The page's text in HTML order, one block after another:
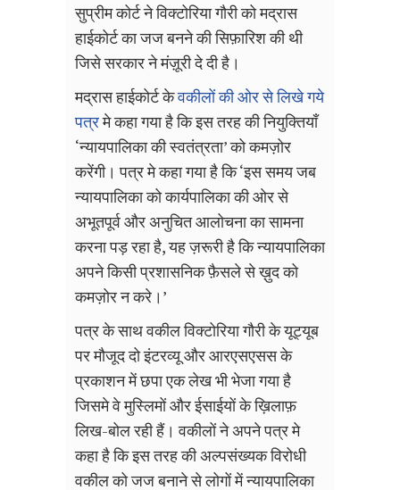
सुप्रीम कोर्ट ने विक्टोरिया गौरी को मद्रास
हाईकोर्ट का जज बनने की सिफ़ारिश की थी
जिसे सरकार ने मंज़ूरी दे दी है।
मद्रास हाईकोर्ट केवकीलों की ओर से लिखे गये
पत्रमे कहा गया है कि इस तरह की नियुक्तियाँ
‘न्यायपालिका की स्वतंत्रता’को कमज़ोर
करेंगी। पत्र मे कहा गया है कि‘इस समय जब
न्यायपालिका को कार्यपालिका की ओर से
अभूतपूर्व और अनुचित आलोचना का सामना
करना पड़ रहा है, यह ज़रूरी है कि न्यायपालिका
अपने किसी प्रशासनिक फ़ैसले से ख़ुद को
कमज़ोर न करे। ’
पत्र के साथ वकील विक्टोरिया गौरी के यूट्यूब
पर मौजूद दो इंटरव्यू और आरएसएसस के
प्रकाशन में छपा एक लेख भी भेजा गया है
जिसमे वे मुस्लिमों और ईसाईयों के ख़िलाफ़
लिख-बोल रही हैं। वकीलों ने अपने पत्र मे
कहा है कि इस तरह की अल्पसंख्यक विरोधी
वकील को जज बनाने से लोगों में न्यायपालिका